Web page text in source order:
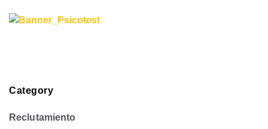
Category
Reclutamiento